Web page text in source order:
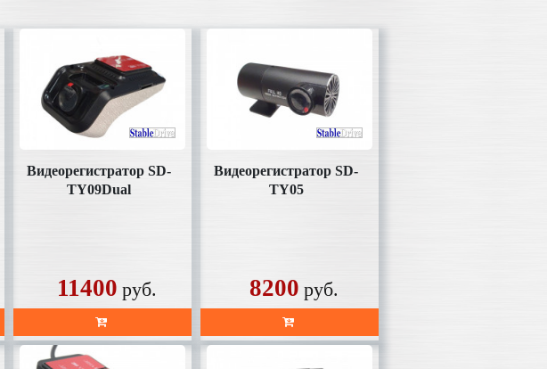
Видеорегистратор SD-
TY09Dual
11400 руб.
Видеорегистратор SD-
TY05
8200 руб.